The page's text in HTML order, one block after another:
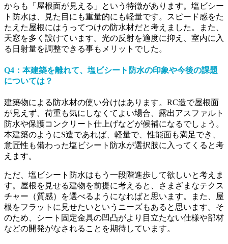
からも「屋根面が見える」という特徴があります。塩ビシー
ト防水は、見た目にも重量的にも軽量です。スピード感をた
たえた屋根にはうってつけの防水材だと考えました。また、
天窓を多く設けています。光の反射を適度に抑え、室内に入
る日射量を調整できる事もメリットでした。
Q4：本建築を離れて、塩ビシート防水の印象や今後の課題
については？
建築物による防水材の使い分けはあります。RC造で屋根面
が見えず、荷重も気にしなくてよい場合、露出アスファルト
防水や保護コンクリート仕上げなどが候補になるでしょう。
本建築のようにS造であれば、軽量で、性能面も満足でき、
意匠性も備わった塩ビシート防水が選択肢に入ってくると考
えます。
ただ、塩ビシート防水はもう一段階進歩して欲しいと考えま
す。屋根を見せる建物を前提に考えると、さまざまなテクス
チャー（質感）を選べるようになればと思います。また、屋
根をフラットに見せたいというニーズもあると思います。そ
のため、シート固定金具の凹凸がより目立たない仕様や部材
などの開発がなされることを期待しています。